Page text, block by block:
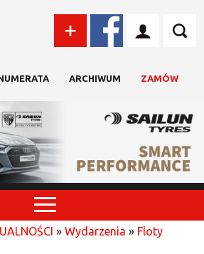
ARCHIWUM ZAMÓW
» Wydarzenia » Floty